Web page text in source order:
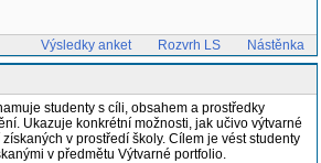
Výsledky anket Rozvrh LS Nástěnka
studenty s cíli, obsahem a prostředky
Ukazuje konkrétní možnosti, jak učivo výtvarné
v prostředí školy. Cílem je vést studenty
v předmětu Výtvarné portfolio.